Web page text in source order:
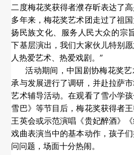
二度梅花奖获得者濮存昕表达了
多年来，梅花奖艺术团走过了祖
扬民族文化、服务人民大众的宗
下基层演出，我们大家伙儿特别
人热爱艺术、热爱戏剧。”
活动期间，中国剧协梅花奖
承与发展进行了调研，并赴拉萨
艺术辅导活动。在观看了雪小学
雪巴》等节目后，梅花奖获得者王
王英会或示范演唱《贵妃醉酒》
戏曲表演当中的基本动作，孩子们
问问题，场面十分热闹。